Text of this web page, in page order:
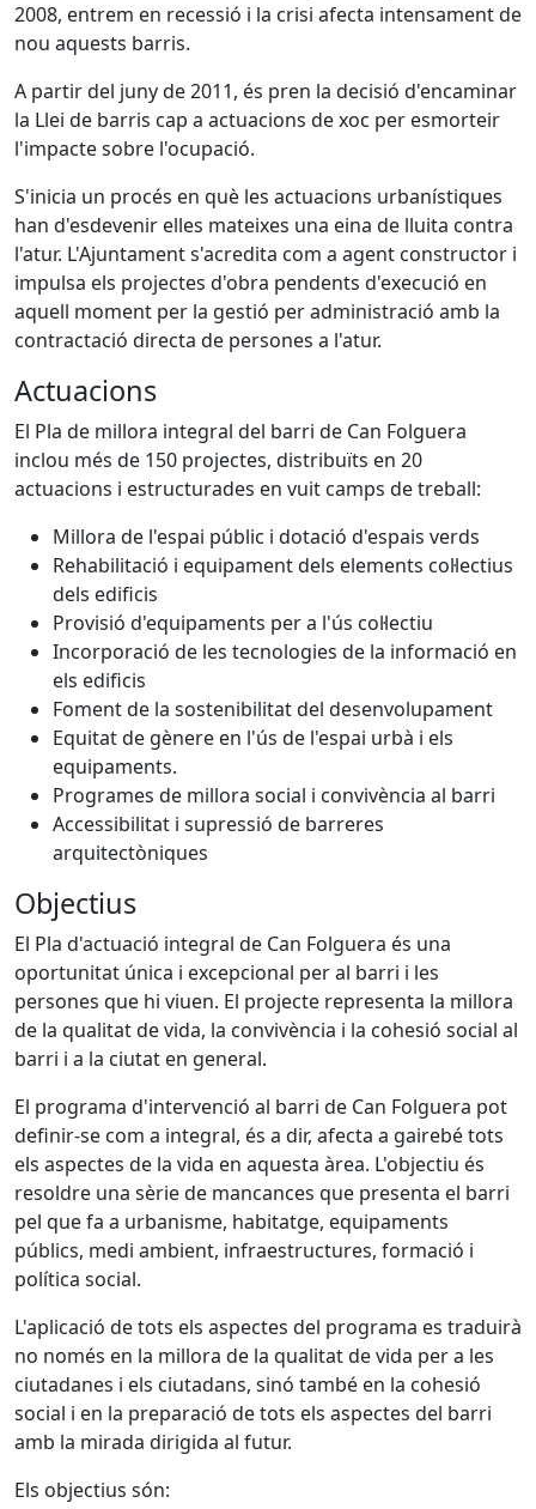
2008, entrem en recessió i la crisi afecta intensament de
nou aquests barris.
A partir del juny de 2011, és pren la decisió d'encaminar
la Llei de barris cap a actuacions de xoc per esmorteir
l'impacte sobre l'ocupació.
S'inicia un procés en què les actuacions urbanístiques
han d'esdevenir elles mateixes una eina de lluita contra
l'atur. L'Ajuntament s'acredita com a agent constructor i
impulsa els projectes d'obra pendents d'execució en
aquell moment per la gestió per administració amb la
contractació directa de persones a l'atur.
Actuacions
El Pla de millora integral del barri de Can Folguera
inclou més de 150 projectes, distribuïts en 20
actuacions i estructurades en vuit camps de treball:
Millora de l'espai públic i dotació d'espais verds
Rehabilitació i equipament dels elements col·lectius
dels edificis
Provisió d'equipaments per a l'ús col·lectiu
Incorporació de les tecnologies de la informació en
els edificis
Foment de la sostenibilitat del desenvolupament
Equitat de gènere en l'ús de l'espai urbà i els
equipaments.
Programes de millora social i convivència al barri
Accessibilitat i supressió de barreres
arquitectòniques
Objectius
El Pla d'actuació integral de Can Folguera és una
oportunitat única i excepcional per al barri i les
persones que hi viuen. El projecte representa la millora
de la qualitat de vida, la convivència i la cohesió social al
barri i a la ciutat en general.
El programa d'intervenció al barri de Can Folguera pot
definir-se com a integral, és a dir, afecta a gairebé tots
els aspectes de la vida en aquesta àrea. L'objectiu és
resoldre una sèrie de mancances que presenta el barri
pel que fa a urbanisme, habitatge, equipaments
públics, medi ambient, infraestructures, formació i
política social.
L'aplicació de tots els aspectes del programa es traduirà
no només en la millora de la qualitat de vida per a les
ciutadanes i els ciutadans, sinó també en la cohesió
social i en la preparació de tots els aspectes del barri
amb la mirada dirigida al futur.
Els objectius són: